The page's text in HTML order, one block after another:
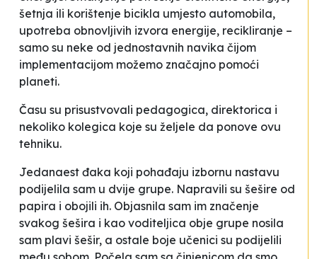
šetnja ili korištenje bicikla umjesto automobila,
upotreba obnovljivih izvora energije, recikliranje –
samo su neke od jednostavnih navika čijom
implementacijom možemo značajno pomoći
planeti.
Času su prisustvovali pedagogica, direktorica i
nekoliko kolegica koje su željele da ponove ovu
tehniku.
Jedanaest đaka koji pohađaju izbornu nastavu
podijelila sam u dvije grupe. Napravili su šešire od
papira i obojili ih. Objasnila sam im značenje
svakog šešira i kao voditeljica obje grupe nosila
sam plavi šešir, a ostale boje učenici su podijelili